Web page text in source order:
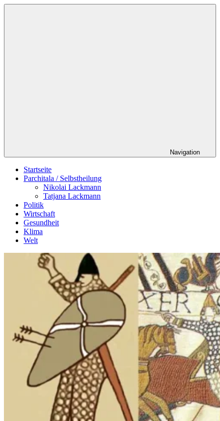
Zum
Navigation
Startseite
Parchitala / Selbstheilung
Nikolai Lackmann
Tatjana Lackmann
Politik
Wirtschaft
Gesundheit
Klima
Welt